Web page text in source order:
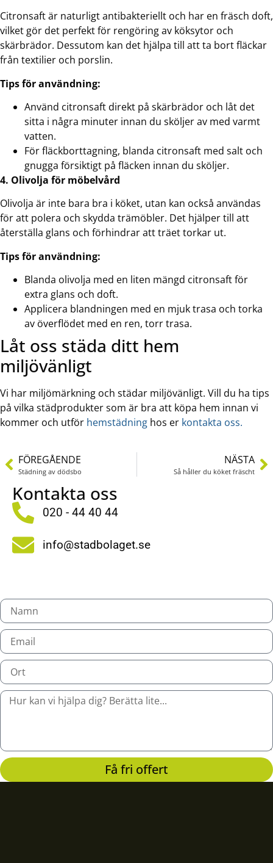
Citronsaft är naturligt antibakteriellt och har en fräsch doft,
vilket gör det perfekt för rengöring av köksytor och
skärbrädor. Dessutom kan det hjälpa till att ta bort fläckar
från textilier och porslin.
Tips för användning:
Använd citronsaft direkt på skärbrädor och låt det
sitta i några minuter innan du sköljer av med varmt
vatten.
För fläckborttagning, blanda citronsaft med salt och
gnugga försiktigt på fläcken innan du sköljer.
4. Olivolja för möbelvård
Olivolja är inte bara bra i köket, utan kan också användas
för att polera och skydda trämöbler. Det hjälper till att
återställa glans och förhindrar att träet torkar ut.
Tips för användning:
Blanda olivolja med en liten mängd citronsaft för
extra glans och doft.
Applicera blandningen med en mjuk trasa och torka
av överflödet med en ren, torr trasa.
Låt oss städa ditt hem
miljövänligt
Vi har miljömärkning och städar miljövänligt. Vill du ha tips
på vilka städprodukter som är bra att köpa hem innan vi
kommer och utför hemstädning hos er kontakta oss.
FÖREGÅENDE
Städning av dödsbo
NÄSTA
Så håller du köket fräscht
Kontakta oss
020 - 44 40 44
info@stadbolaget.se
Få fri offert